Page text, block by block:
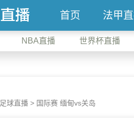
首页 法甲
NBA直播 世界杯直播
足球直播 > 国际赛 缅甸vs关岛